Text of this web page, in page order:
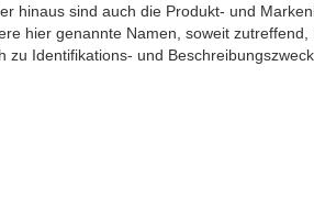
hinaus sind auch die Produkt- und
hier genannte Namen, soweit
Identifikations- und